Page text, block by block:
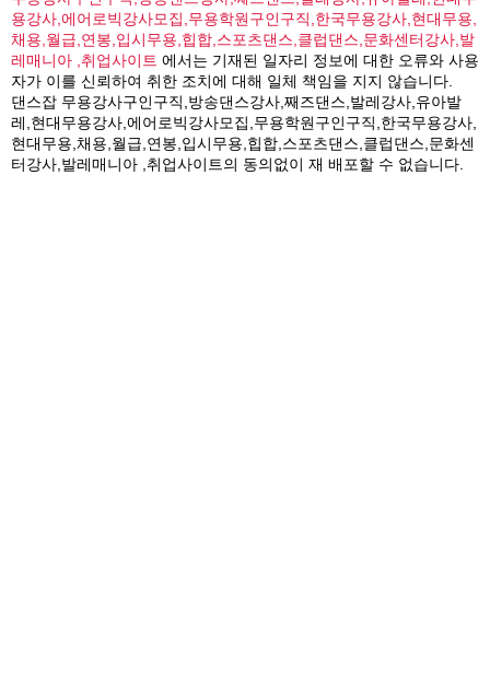
용강사,에어로빅강사모집,무용학원구인구직,한국무용강사,현대무용,
채용,월급,연봉,입시무용,힙합,스포츠댄스,클럽댄스,문화센터강사,발
레매니아 ,취업사이트 에서는 기재된 일자리 정보에 대한 오류와 사용
자가 이를 신뢰하여 취한 조치에 대해 일체 책임을 지지 않습니다.
댄스잡 무용강사구인구직,방송댄스강사,째즈댄스,발레강사,유아발
레,현대무용강사,에어로빅강사모집,무용학원구인구직,한국무용강사,
현대무용,채용,월급,연봉,입시무용,힙합,스포츠댄스,클럽댄스,문화센
터강사,발레매니아 ,취업사이트의 동의없이 재 배포할 수 없습니다.